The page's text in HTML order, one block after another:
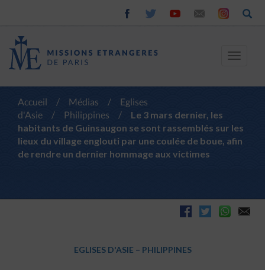
Toggle
Accueil / Médias /
Eglises
d'Asie
/ Philippines /
Le 3 mars dernier, les
habitants de Guinsaugon se sont rassemblés sur les
lieux du village englouti par une coulée de boue, afin
de rendre un dernier hommage aux victimes
EGLISES D'ASIE – PHILIPPINES